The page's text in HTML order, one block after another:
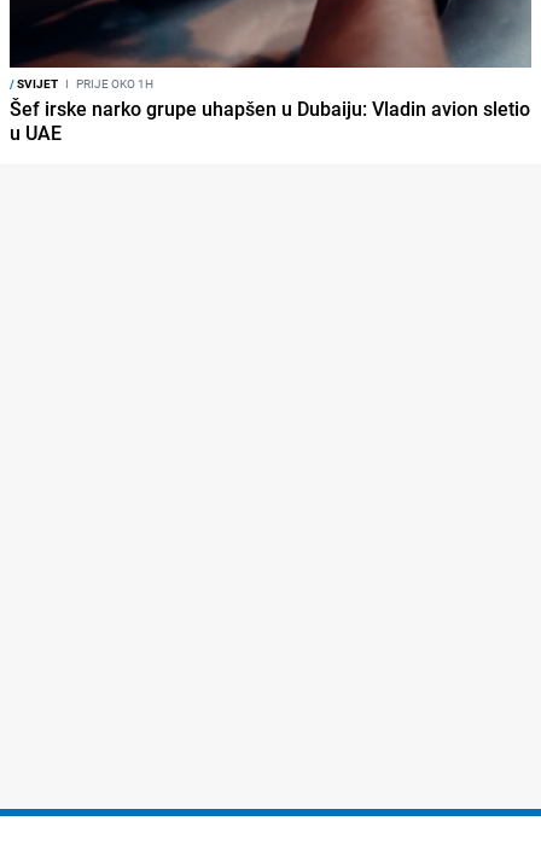
/SVIJET I PRIJE OKO 1H
Šef irske narko grupe uhapšen u Dubaiju: Vladin avion sletio
u UAE